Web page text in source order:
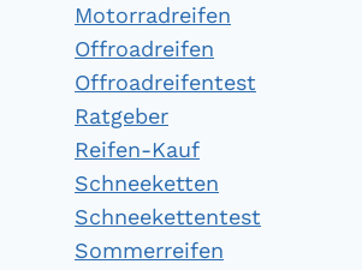
Motorradreifen
Offroadreifen
Offroadreifentest
Ratgeber
Reifen-Kauf
Schneeketten
Schneekettentest
Sommerreifen